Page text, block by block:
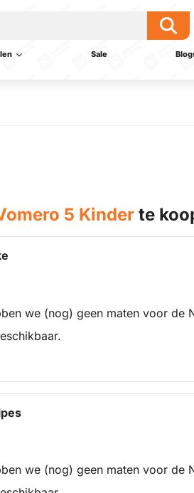
Sale
5 Kinder te
we (nog) geen maten voor de
we (nog) geen maten voor de